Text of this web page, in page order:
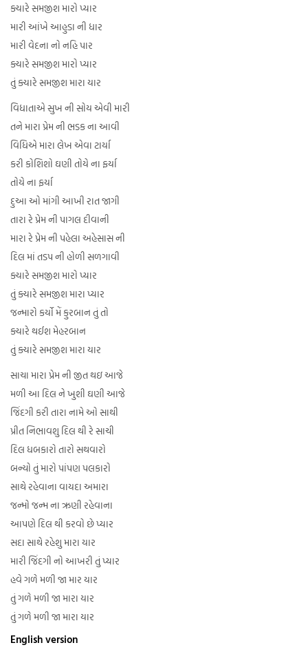
ક્યારે સમજીશ મારો પ્યાર
મારી આંખે આહુડા ની ધાર
મારી વેદના નો નહિ પાર
ક્યારે સમજીશ મારો પ્યાર
તું ક્યારે સમજીશ મારા યાર
વિધાતાએ સુખ ની સોય એવી મારી
તને મારા પ્રેમ ની ભડક ના આવી
વિધિએ મારા લેખ એવા ટાર્યા
કરી કોશિશો ઘણી તોયે ના ફર્યા
તોયે ના ફર્યા
દુઆ ઓ માંગી આખી રાત જાગી
તારા રે પ્રેમ ની પાગલ દીવાની
મારા રે પ્રેમ ની પહેલા અહેસાસ ની
દિલ માં તડપ ની હોળી સળગાવી
ક્યારે સમજીશ મારો પ્યાર
તું ક્યારે સમજીશ મારા પ્યાર
જન્મારો કર્યો મેં કુરબાન તું તો
ક્યારે થઈશ મેહરબાન
તું ક્યારે સમજીશ મારા યાર
સાચા મારા પ્રેમ ની જીત થઇ આજે
મળી આ દિલ ને ખુશી ઘણી આજે
જિંદગી કરી તારા નામે ઓ સાથી
પ્રીત નિભાવશુ દિલ થી રે સાચી
દિલ ધબકારો તારો સથવારો
બન્યો તું મારો પાંપણ પલકારો
સાથે રહેવાના વાયદા અમારા
જન્મો જન્મ ના ઋણી રહેવાના
આપણે દિલ થી કરવો છે પ્યાર
સદા સાથે રહેશુ મારા યાર
મારી જિંદગી નો આખરી તું પ્યાર
હવે ગળે મળી જા માર યાર
તું ગળે મળી જા મારા યાર
તું ગળે મળી જા મારા યાર
English version